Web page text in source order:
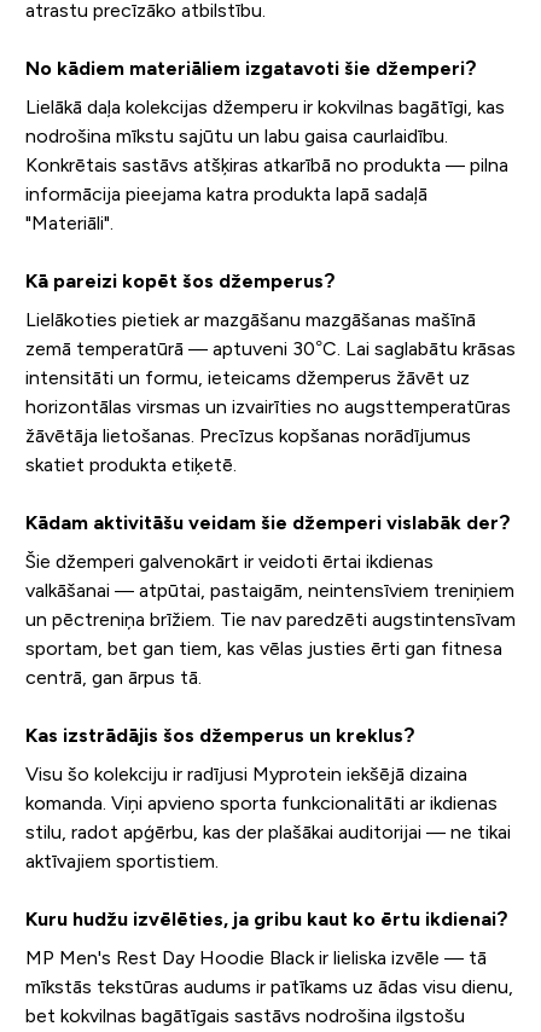
atrastu precīzāko atbilstību.
No kādiem materiāliem izgatavoti šie džemperi?
Lielākā daļa kolekcijas džemperu ir kokvilnas bagātīgi, kas
nodrošina mīkstu sajūtu un labu gaisa caurlaidību.
Konkrētais sastāvs atšķiras atkarībā no produkta — pilna
informācija pieejama katra produkta lapā sadaļā
"Materiāli".
Kā pareizi kopēt šos džemperus?
Lielākoties pietiek ar mazgāšanu mazgāšanas mašīnā
zemā temperatūrā — aptuveni 30°C. Lai saglabātu krāsas
intensitāti un formu, ieteicams džemperus žāvēt uz
horizontālas virsmas un izvairīties no augsttemperatūras
žāvētāja lietošanas. Precīzus kopšanas norādījumus
skatiet produkta etiķetē.
Kādam aktivitāšu veidam šie džemperi vislabāk der?
Šie džemperi galvenokārt ir veidoti ērtai ikdienas
valkāšanai — atpūtai, pastaigām, neintensīviem treniņiem
un pēctreniņa brīžiem. Tie nav paredzēti augstintensīvam
sportam, bet gan tiem, kas vēlas justies ērti gan fitnesa
centrā, gan ārpus tā.
Kas izstrādājis šos džemperus un kreklus?
Visu šo kolekciju ir radījusi Myprotein iekšējā dizaina
komanda. Viņi apvieno sporta funkcionalitāti ar ikdienas
stilu, radot apģērbu, kas der plašākai auditorijai — ne tikai
aktīvajiem sportistiem.
Kuru hudžu izvēlēties, ja gribu kaut ko ērtu ikdienai?
MP Men's Rest Day Hoodie Black ir lieliska izvēle — tā
mīkstās tekstūras audums ir patīkams uz ādas visu dienu,
bet kokvilnas bagātīgais sastāvs nodrošina ilgstošu